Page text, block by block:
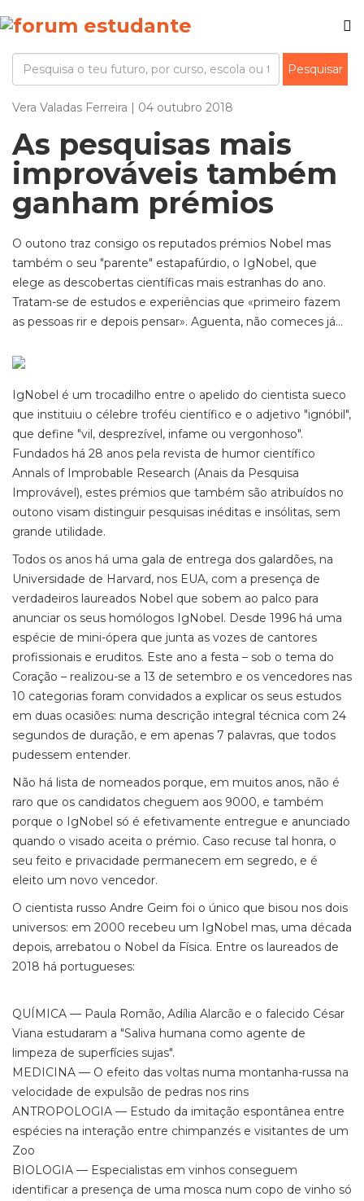
Vera Valadas Ferreira | 04 outubro 2018
As pesquisas mais
improváveis também
ganham prémios
O outono traz consigo os reputados prémios Nobel mas
também o seu "parente" estapafúrdio, o IgNobel, que
elege as descobertas científicas mais estranhas do ano.
Tratam-se de estudos e experiências que «primeiro fazem
as pessoas rir e depois pensar». Aguenta, não comeces já...
IgNobel é um trocadilho entre o apelido do cientista sueco
que instituiu o célebre troféu científico e o adjetivo "ignóbil",
que define "vil, desprezível, infame ou vergonhoso".
Fundados há 28 anos pela revista de humor científico
Annals of Improbable Research (Anais da Pesquisa
Improvável), estes prémios que também são atribuídos no
outono visam distinguir pesquisas inéditas e insólitas, sem
grande utilidade.
Todos os anos há uma gala de entrega dos galardões, na
Universidade de Harvard, nos EUA, com a presença de
verdadeiros laureados Nobel que sobem ao palco para
anunciar os seus homólogos IgNobel. Desde 1996 há uma
espécie de mini-ópera que junta as vozes de cantores
profissionais e eruditos. Este ano a festa – sob o tema do
Coração – realizou-se a 13 de setembro e os vencedores nas
10 categorias foram convidados a explicar os seus estudos
em duas ocasiões: numa descrição integral técnica com 24
segundos de duração, e em apenas 7 palavras, que todos
pudessem entender.
Não há lista de nomeados porque, em muitos anos, não é
raro que os candidatos cheguem aos 9000, e também
porque o IgNobel só é efetivamente entregue e anunciado
quando o visado aceita o prémio. Caso recuse tal honra, o
seu feito e privacidade permanecem em segredo, e é
eleito um novo vencedor.
O cientista russo Andre Geim foi o único que bisou nos dois
universos: em 2000 recebeu um IgNobel mas, uma década
depois, arrebatou o Nobel da Física. Entre os laureados de
2018 há portugueses:
QUÍMICA — Paula Romão, Adília Alarcão e o falecido César
Viana estudaram a "Saliva humana como agente de
limpeza de superfícies sujas".
MEDICINA — O efeito das voltas numa montanha-russa na
velocidade de expulsão de pedras nos rins
ANTROPOLOGIA — Estudo da imitação espontânea entre
espécies na interação entre chimpanzés e visitantes de um
Zoo
BIOLOGIA — Especialistas em vinhos conseguem
identificar a presença de uma mosca num copo de vinho só